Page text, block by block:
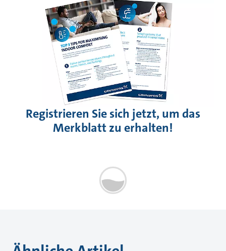
Registrieren Sie sich jetzt, um das
Merkblatt zu erhalten!